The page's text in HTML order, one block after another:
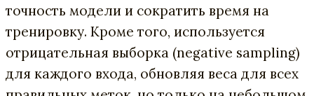
точность модели и сократить время на
тренировку. Кроме того, используется
отрицательная выборка (negative sampling)
для каждого входа, обновляя веса для всех